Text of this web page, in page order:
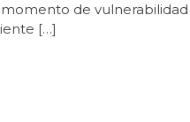
momento de vulnerabilidad
[…]